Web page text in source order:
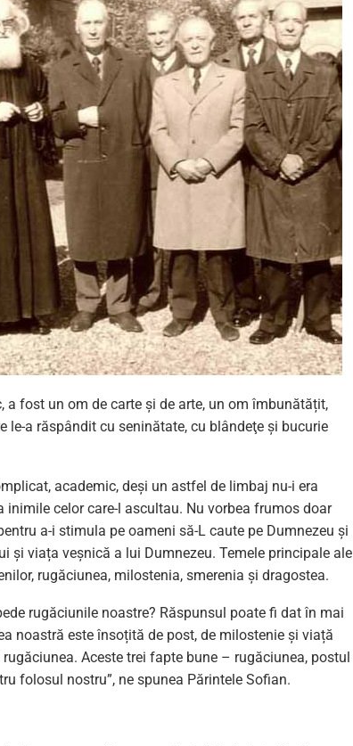
fost un om de carte şi de arte, un om îmbunătățit,
le-a răspândit cu seninătate, cu blândeţe și bucurie
academic, deşi un astfel de limbaj nu-i era
celor care-l ascultau. Nu vorbea frumos doar
a-i stimula pe oameni să-L caute pe Dumnezeu şi
și viața veșnică a lui Dumnezeu. Temele principale ale
rugăciunea, milostenia, smerenia și dragostea.
rugăciunile noastre? Răspunsul poate fi dat în mai
noastră este însoțită de post, de milostenie și viață
Aceste trei fapte bune – rugăciunea, postul
folosul nostru”, ne spunea Părintele Sofian.